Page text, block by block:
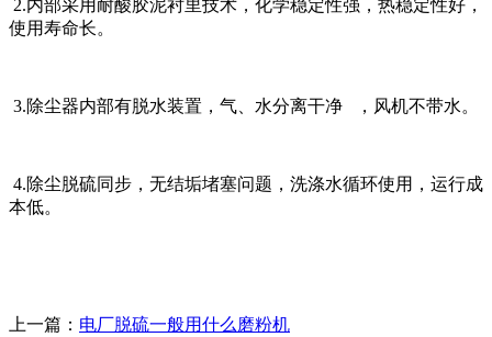
2.内部采用耐酸胶泥衬里技术，化学稳定性强，热稳定性好，
使用寿命长。
3.除尘器内部有脱水装置，气、水分离干净 ，风机不带水。
4.除尘脱硫同步，无结垢堵塞问题，洗涤水循环使用，运行成
本低。
上一篇： 电厂脱硫一般用什么磨粉机